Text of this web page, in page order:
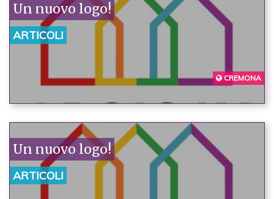
Un nuovo logo!
ARTICOLI
CREMONA
Un nuovo logo!
ARTICOLI